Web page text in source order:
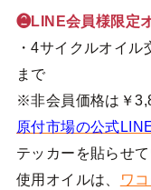
❷LINE会員様限定
・4サイクルオイ
まで
※非会員価格は￥
原付市場の公式
テッカーを貼らせて
使用オイルは、
ワ